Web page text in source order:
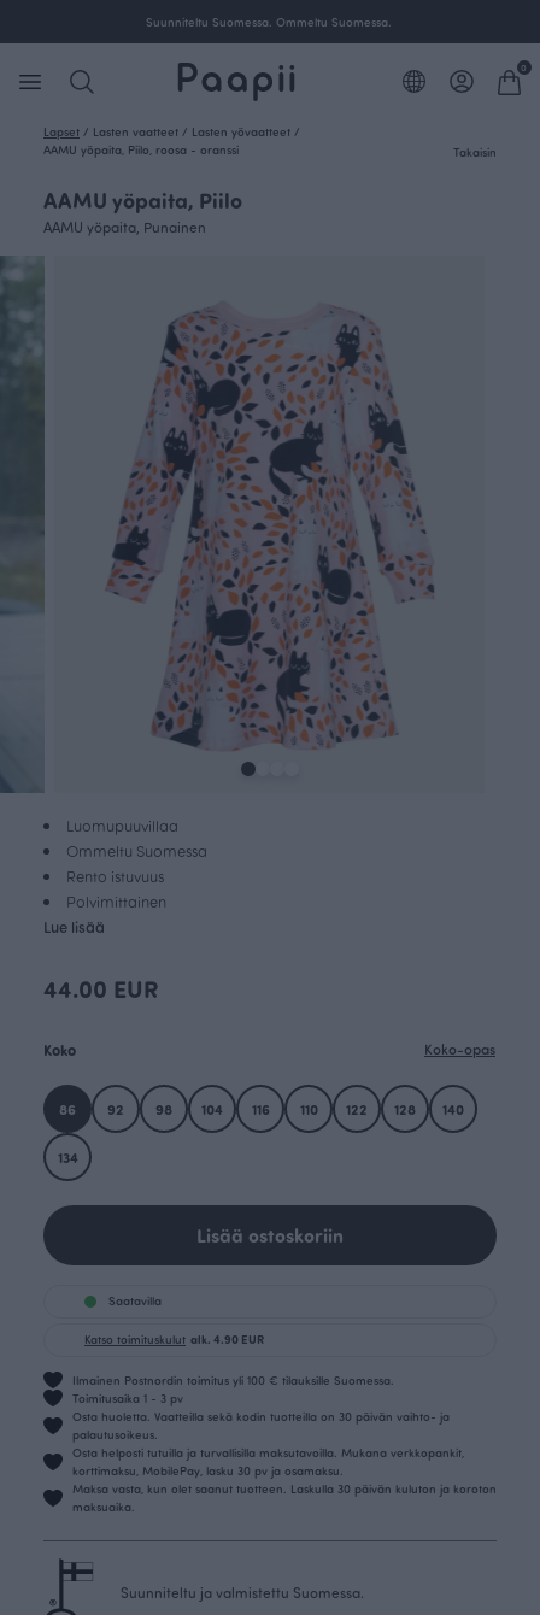
Suunniteltu Suomessa. Ommeltu Suomessa.
0
Lapset / Lasten vaatteet / Lasten yövaatteet /
AAMU yöpaita, Piilo, roosa - oranssi
Takaisin
AAMU yöpaita, Piilo
AAMU yöpaita, Punainen
Luomupuuvillaa
Ommeltu Suomessa
Rento istuvuus
Polvimittainen
Lue lisää
44.00 EUR
Koko Koko-opas
86 92 98 104 116 110 122 128 140
134
Lisää ostoskoriin
Saatavilla
Katso toimituskulut alk. 4.90 EUR
Ilmainen Postnordin toimitus yli 100 € tilauksille Suomessa.
Toimitusaika 1 - 3 pv
Osta huoletta. Vaatteilla sekä kodin tuotteilla on 30 päivän vaihto- ja
palautusoikeus.
Osta helposti tutuilla ja turvallisilla maksutavoilla. Mukana verkkopankit,
korttimaksu, MobilePay, lasku 30 pv ja osamaksu.
Maksa vasta, kun olet saanut tuotteen. Laskulla 30 päivän kuluton ja koroton
maksuaika.
Suunniteltu ja valmistettu Suomessa.